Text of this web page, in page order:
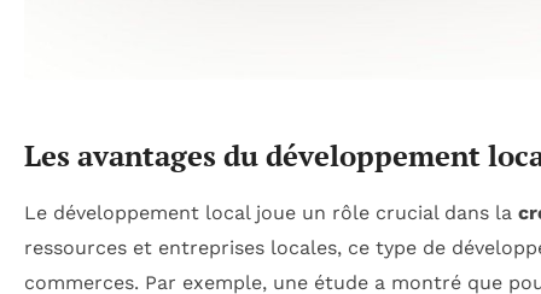
Les avantages du développement
Le développement local joue un rôle crucial dans la
ressources et entreprises locales, ce type de
commerces. Par exemple, une étude a montré que